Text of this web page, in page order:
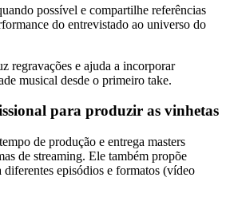
possível e compartilhe referências
do entrevistado ao universo do
regravações e ajuda a incorporar
musical desde o primeiro take.
para produzir as vinhetas
de produção e entrega masters
de streaming. Ele também propõe
diferentes episódios e formatos (vídeo